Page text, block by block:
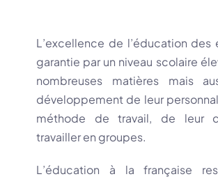
L’excellence de l’éducation des
garantie par un niveau scolaire
nombreuses matières mais
développement de leur
méthode de travail, de leur
travailler en groupes.
L’éducation à la française